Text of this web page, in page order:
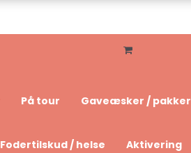
På tour Gaveæsker / pakker
Fodertilskud / helse Aktivering